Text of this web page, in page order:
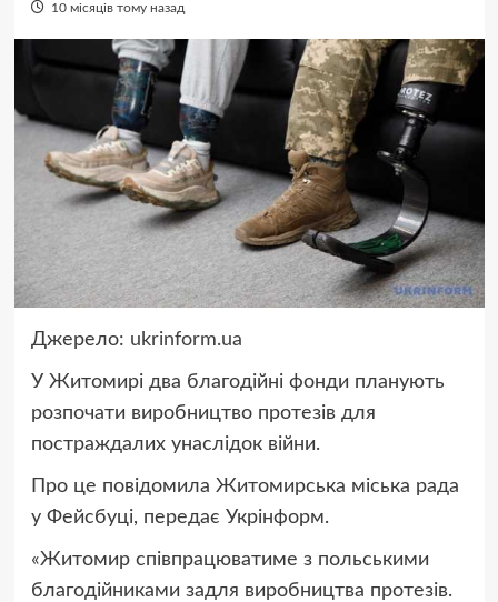
10 місяців тому назад
Джерело: ukrinform.ua
У Житомирі два благодійні фонди планують
розпочати виробництво протезів для
постраждалих унаслідок війни.
Про це повідомила Житомирська міська рада
у Фейсбуці, передає Укрінформ.
«Житомир співпрацюватиме з польськими
благодійниками задля виробництва протезів.